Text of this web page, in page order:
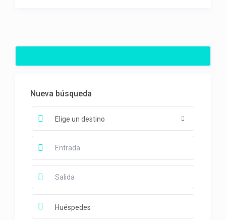
Nueva búsqueda
Elige un destino
Huéspedes